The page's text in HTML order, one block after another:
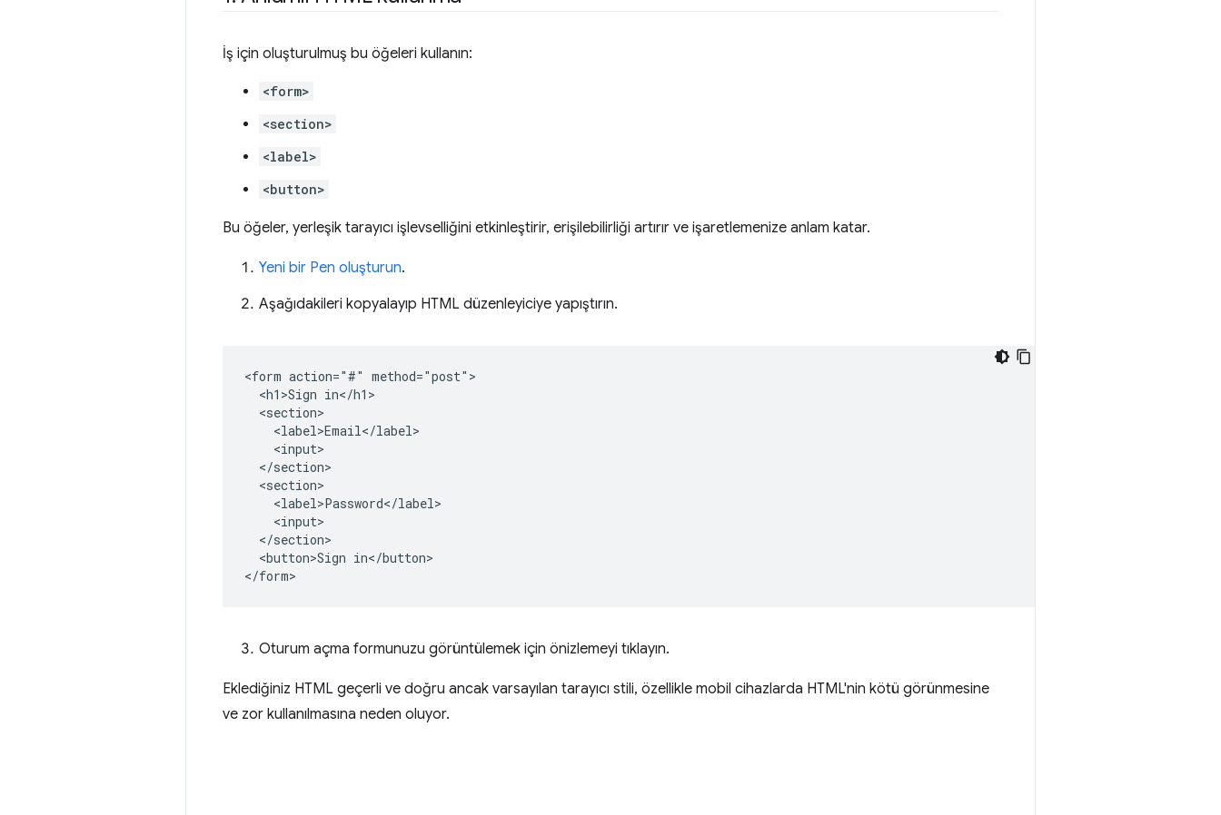
İş için oluşturulmuş bu öğeleri kullanın:
<form>
<section>
<label>
<button>
Bu öğeler, yerleşik tarayıcı işlevselliğini etkinleştirir, erişilebilirliği artırır ve işaretlemenize anlam katar.
Yeni bir Pen oluşturun.
Aşağıdakileri kopyalayıp HTML düzenleyiciye yapıştırın.
<form action="#" method="post">
  <h1>Sign in</h1>
  <section>
    <label>Email</label>
    <input>
  </section>
  <section>
    <label>Password</label>
    <input>
  </section>
  <button>Sign in</button>
Oturum açma formunuzu görüntülemek için önizlemeyi tıklayın.
Eklediğiniz HTML geçerli ve doğru ancak varsayılan tarayıcı stili, özellikle mobil cihazlarda HTML'nin kötü görünmesine
ve zor kullanılmasına neden oluyor.